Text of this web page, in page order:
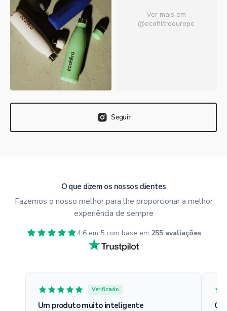
Seguir
Ver mais em
@ecofiltroeurope
O que dizem os nossos clientes
Fazemos o nosso melhor para lhe proporcionar a melhor
experiência de sempre
4,6 em 5 com base em 255 avaliações
Verificado
Um produto muito inteligente